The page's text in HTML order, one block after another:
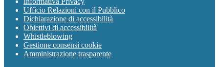
Ufficio Relazioni con il Pubblico
Dichiarazione di accessibilità
Obiettivi di accessibilità
Whistleblowing
Gestione consensi cookie
Amministrazione trasparente